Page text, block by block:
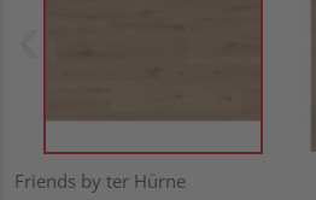
Friends by ter Hürne